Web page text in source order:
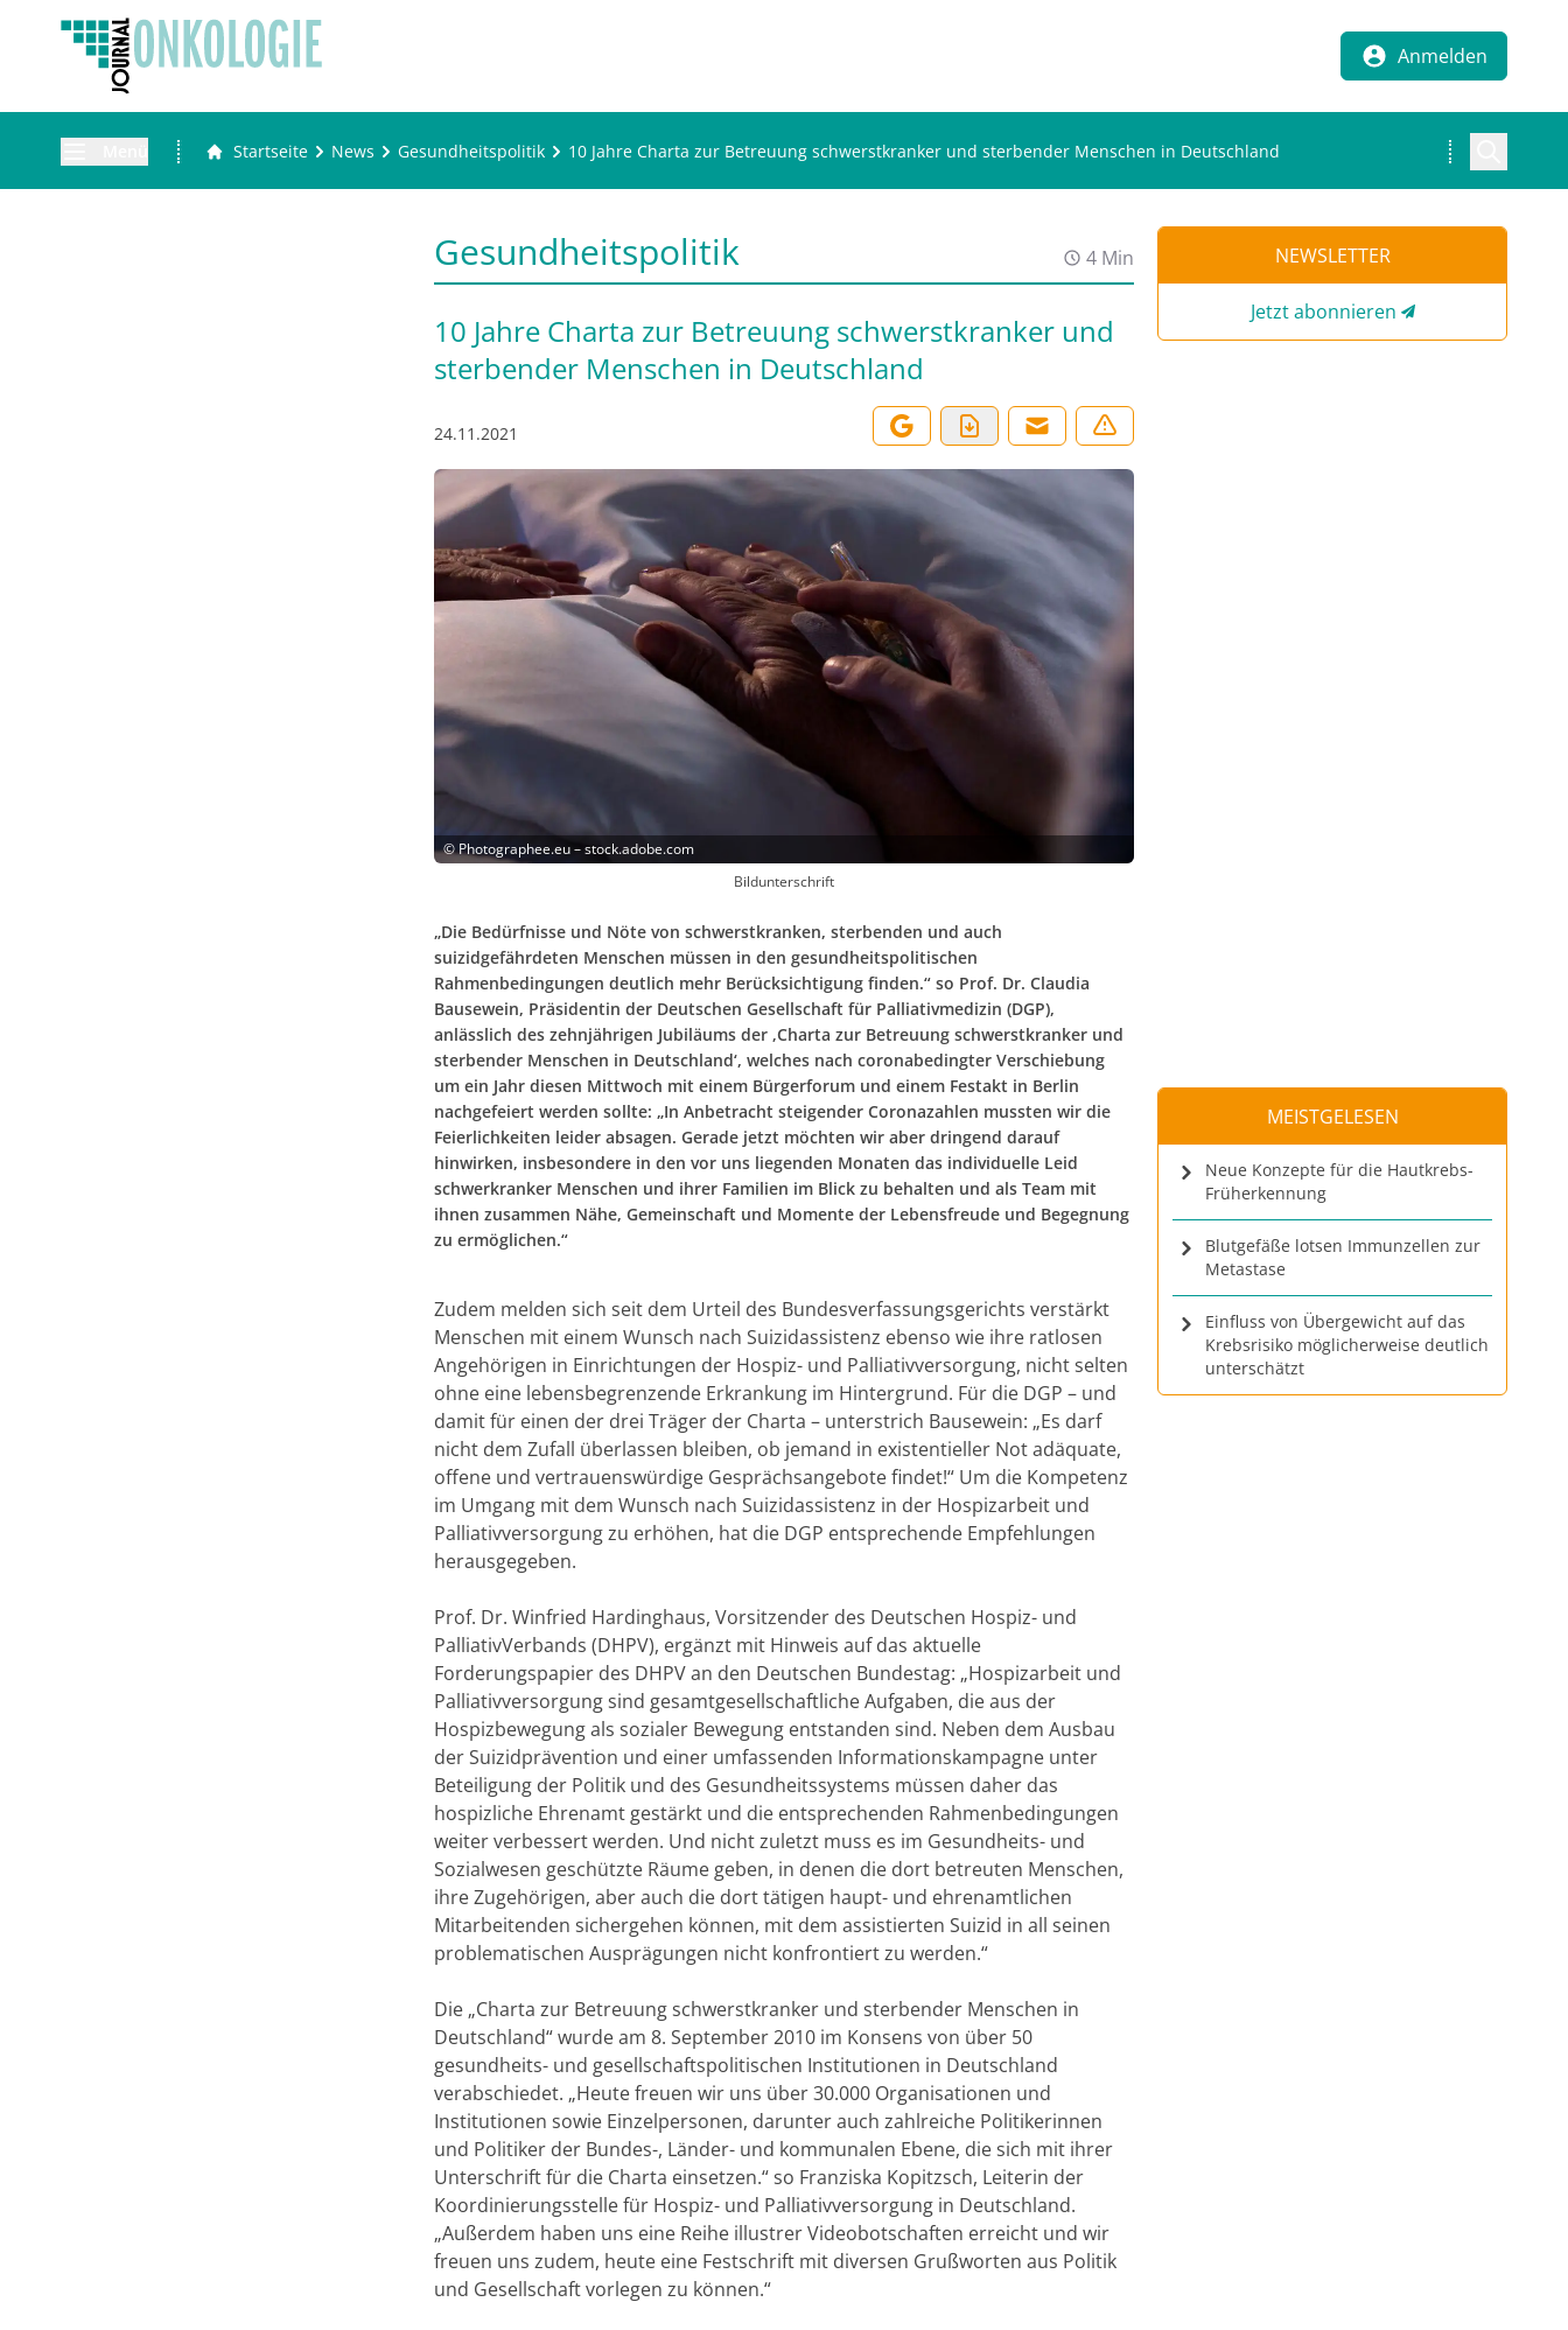
Anmelden
Startseite News Gesundheitspolitik 10 Jahre Charta zur Betreuung schwerstkranker und sterbender Menschen in Deutschland
Gesundheitspolitik 4 Min
10 Jahre Charta zur Betreuung schwerstkranker und
sterbender Menschen in Deutschland
24.11.2021
©Photographee.eu – stock.adobe.com
Bildunterschrift
„Die Bedürfnisse und Nöte von schwerstkranken, sterbenden und auch
suizidgefährdeten Menschen müssen in den gesundheitspolitischen
Rahmenbedingungen deutlich mehr Berücksichtigung finden.“ so Prof. Dr. Claudia
Bausewein, Präsidentin der Deutschen Gesellschaft für Palliativmedizin (DGP),
anlässlich des zehnjährigen Jubiläums der ‚Charta zur Betreuung schwerstkranker und
sterbender Menschen in Deutschland‘, welches nach coronabedingter Verschiebung
um ein Jahr diesen Mittwoch mit einem Bürgerforum und einem Festakt in Berlin
nachgefeiert werden sollte: „In Anbetracht steigender Coronazahlen mussten wir die
Feierlichkeiten leider absagen. Gerade jetzt möchten wir aber dringend darauf
hinwirken, insbesondere in den vor uns liegenden Monaten das individuelle Leid
schwerkranker Menschen und ihrer Familien im Blick zu behalten und als Team mit
ihnen zusammen Nähe, Gemeinschaft und Momente der Lebensfreude und Begegnung
zu ermöglichen.“
Zudem melden sich seit dem Urteil des Bundesverfassungsgerichts verstärkt
Menschen mit einem Wunsch nach Suizidassistenz ebenso wie ihre ratlosen
Angehörigen in Einrichtungen der Hospiz- und Palliativversorgung, nicht selten
ohne eine lebensbegrenzende Erkrankung im Hintergrund. Für die DGP – und
damit für einen der drei Träger der Charta – unterstrich Bausewein: „Es darf
nicht dem Zufall überlassen bleiben, ob jemand in existentieller Not adäquate,
offene und vertrauenswürdige Gesprächsangebote findet!“ Um die Kompetenz
im Umgang mit dem Wunsch nach Suizidassistenz in der Hospizarbeit und
Palliativversorgung zu erhöhen, hat die DGP entsprechende Empfehlungen
herausgegeben.
Prof. Dr. Winfried Hardinghaus, Vorsitzender des Deutschen Hospiz- und
PalliativVerbands (DHPV), ergänzt mit Hinweis auf das aktuelle
Forderungspapier des DHPV an den Deutschen Bundestag: „Hospizarbeit und
Palliativversorgung sind gesamtgesellschaftliche Aufgaben, die aus der
Hospizbewegung als sozialer Bewegung entstanden sind. Neben dem Ausbau
der Suizidprävention und einer umfassenden Informationskampagne unter
Beteiligung der Politik und des Gesundheitssystems müssen daher das
hospizliche Ehrenamt gestärkt und die entsprechenden Rahmenbedingungen
weiter verbessert werden. Und nicht zuletzt muss es im Gesundheits- und
Sozialwesen geschützte Räume geben, in denen die dort betreuten Menschen,
ihre Zugehörigen, aber auch die dort tätigen haupt- und ehrenamtlichen
Mitarbeitenden sichergehen können, mit dem assistierten Suizid in all seinen
problematischen Ausprägungen nicht konfrontiert zu werden.“
Die „Charta zur Betreuung schwerstkranker und sterbender Menschen in
Deutschland“ wurde am 8. September 2010 im Konsens von über 50
gesundheits- und gesellschaftspolitischen Institutionen in Deutschland
verabschiedet. „Heute freuen wir uns über 30.000 Organisationen und
Institutionen sowie Einzelpersonen, darunter auch zahlreiche Politikerinnen
und Politiker der Bundes-, Länder- und kommunalen Ebene, die sich mit ihrer
Unterschrift für die Charta einsetzen.“ so Franziska Kopitzsch, Leiterin der
Koordinierungsstelle für Hospiz- und Palliativversorgung in Deutschland.
„Außerdem haben uns eine Reihe illustrer Videobotschaften erreicht und wir
freuen uns zudem, heute eine Festschrift mit diversen Grußworten aus Politik
und Gesellschaft vorlegen zu können.“
NEWSLETTER
Jetzt abonnieren
MEISTGELESEN
Neue Konzepte für die Hautkrebs-
Früherkennung
Blutgefäße lotsen Immunzellen zur
Metastase
Einfluss von Übergewicht auf das
Krebsrisiko möglicherweise deutlich
unterschätzt